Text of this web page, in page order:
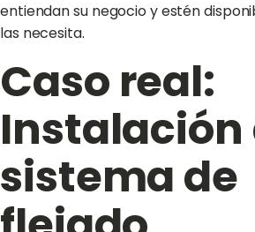
entiendan su negocio y estén
las necesita.
Caso real:
Instalación
sistema de